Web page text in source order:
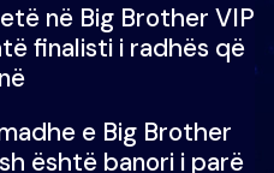
në Big Brother VIP
finalisti i radhës që
e Big Brother
është banori i parë